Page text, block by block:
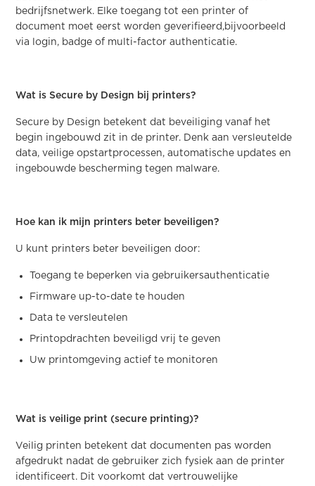
bedrijfsnetwerk. Elke toegang tot een printer of
document moet eerst worden geverifieerd,bijvoorbeeld
via login, badge of multi-factor authenticatie.
Wat is Secure by Design bij printers?
Secure by Design betekent dat beveiliging vanaf het
begin ingebouwd zit in de printer. Denk aan versleutelde
data, veilige opstartprocessen, automatische updates en
ingebouwde bescherming tegen malware.
Hoe kan ik mijn printers beter beveiligen?
U kunt printers beter beveiligen door:
Toegang te beperken via gebruikersauthenticatie
Firmware up-to-date te houden
Data te versleutelen
Printopdrachten beveiligd vrij te geven
Uw printomgeving actief te monitoren
Wat is veilige print (secure printing)?
Veilig printen betekent dat documenten pas worden
afgedrukt nadat de gebruiker zich fysiek aan de printer
identificeert. Dit voorkomt dat vertrouwelijke